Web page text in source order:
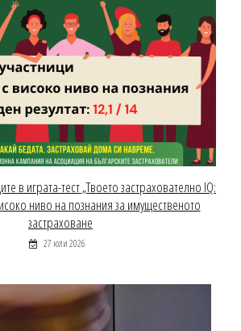
в играта-тест „Твоето застрахователно IQ:
ниво на познания за имущественото
застраховане
27 юли 2026